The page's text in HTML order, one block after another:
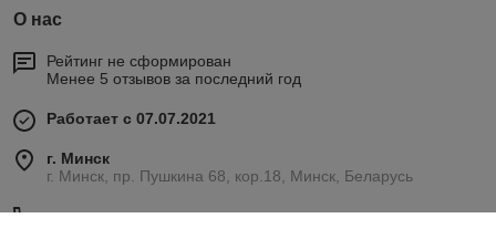
О нас
Рейтинг не сформирован
Менее 5 отзывов за последний год
Работает с 07.07.2021
г. Минск
г. Минск, пр. Пушкина 68, кор.18, Минск, Беларусь
Контакты